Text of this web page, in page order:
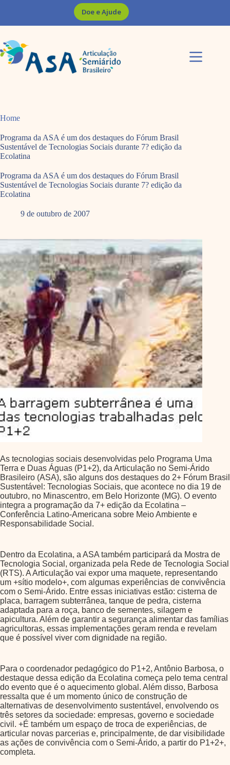
Doe e Ajude
Home
Programa da ASA é um dos destaques do Fórum Brasil
Sustentável de Tecnologias Sociais durante 7? edição da
Ecolatina
Programa da ASA é um dos destaques do Fórum Brasil
Sustentável de Tecnologias Sociais durante 7? edição da
Ecolatina
9 de outubro de 2007
As tecnologias sociais desenvolvidas pelo Programa Uma
Terra e Duas Águas (P1+2), da Articulação no Semi-Árido
Brasileiro (ASA), são alguns dos destaques do 2+ Fórum Brasil
Sustentável: Tecnologias Sociais, que acontece no dia 19 de
outubro, no Minascentro, em Belo Horizonte (MG). O evento
integra a programação da 7+ edição da Ecolatina –
Conferência Latino-Americana sobre Meio Ambiente e
Responsabilidade Social.
Dentro da Ecolatina, a ASA também participará da Mostra de
Tecnologia Social, organizada pela Rede de Tecnologia Social
(RTS). A Articulação vai expor uma maquete, representando
um +sítio modelo+, com algumas experiências de convivência
com o Semi-Árido. Entre essas iniciativas estão: cisterna de
placa, barragem subterrânea, tanque de pedra, cisterna
adaptada para a roça, banco de sementes, silagem e
apicultura. Além de garantir a segurança alimentar das famílias
agricultoras, essas implementações geram renda e revelam
que é possível viver com dignidade na região.
Para o coordenador pedagógico do P1+2, Antônio Barbosa, o
destaque dessa edição da Ecolatina começa pelo tema central
do evento que é o aquecimento global. Além disso, Barbosa
ressalta que é um momento único de construção de
alternativas de desenvolvimento sustentável, envolvendo os
três setores da sociedade: empresas, governo e sociedade
civil. +É também um espaço de troca de experiências, de
articular novas parcerias e, principalmente, de dar visibilidade
as ações de convivência com o Semi-Árido, a partir do P1+2+,
completa.